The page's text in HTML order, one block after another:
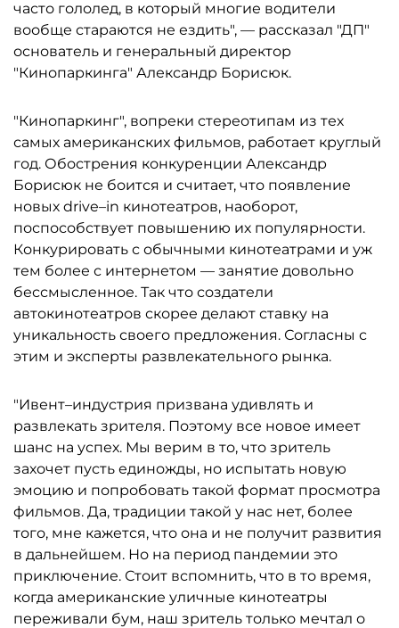
часто гололед, в который многие водители
вообще стараются не ездить", — рассказал "ДП"
основатель и генеральный директор
"Кинопаркинга" Александр Борисюк.
"Кинопаркинг", вопреки стереотипам из тех
самых американских фильмов, работает круглый
год. Обострения конкуренции Александр
Борисюк не боится и считает, что появление
новых drive–in кинотеатров, наоборот,
поспособствует повышению их популярности.
Конкурировать с обычными кинотеатрами и уж
тем более с интернетом — занятие довольно
бессмысленное. Так что создатели
автокинотеатров скорее делают ставку на
уникальность своего предложения. Согласны с
этим и эксперты развлекательного рынка.
"Ивент–индустрия призвана удивлять и
развлекать зрителя. Поэтому все новое имеет
шанс на успех. Мы верим в то, что зритель
захочет пусть единожды, но испытать новую
эмоцию и попробовать такой формат просмотра
фильмов. Да, традиции такой у нас нет, более
того, мне кажется, что она и не получит развития
в дальнейшем. Но на период пандемии это
приключение. Стоит вспомнить, что в то время,
когда американские уличные кинотеатры
переживали бум, наш зритель только мечтал о